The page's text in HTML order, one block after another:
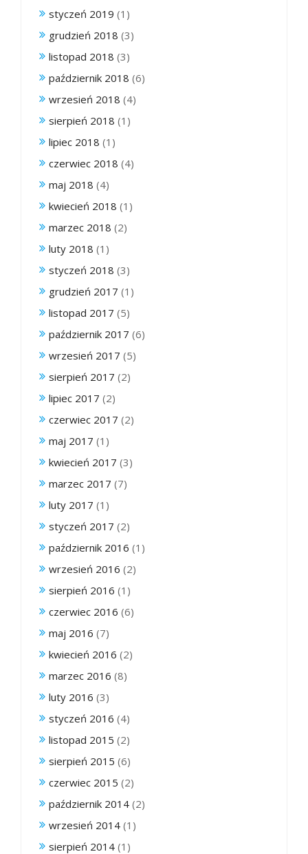
styczeń 2019 (1)
grudzień 2018 (3)
listopad 2018 (3)
październik 2018 (6)
wrzesień 2018 (4)
sierpień 2018 (1)
lipiec 2018 (1)
czerwiec 2018 (4)
maj 2018 (4)
kwiecień 2018 (1)
marzec 2018 (2)
luty 2018 (1)
styczeń 2018 (3)
grudzień 2017 (1)
listopad 2017 (5)
październik 2017 (6)
wrzesień 2017 (5)
sierpień 2017 (2)
lipiec 2017 (2)
czerwiec 2017 (2)
maj 2017 (1)
kwiecień 2017 (3)
marzec 2017 (7)
luty 2017 (1)
styczeń 2017 (2)
październik 2016 (1)
wrzesień 2016 (2)
sierpień 2016 (1)
czerwiec 2016 (6)
maj 2016 (7)
kwiecień 2016 (2)
marzec 2016 (8)
luty 2016 (3)
styczeń 2016 (4)
listopad 2015 (2)
sierpień 2015 (6)
czerwiec 2015 (2)
październik 2014 (2)
wrzesień 2014 (1)
sierpień 2014 (1)